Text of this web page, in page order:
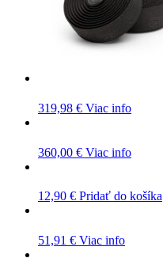
319,98 € Viac info
360,00 € Viac info
12,90 € Pridať do košíka
51,91 € Viac info